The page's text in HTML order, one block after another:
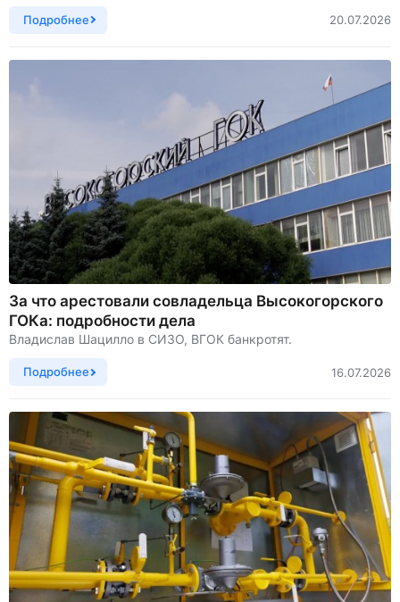
Подробнее 20.07.2026
За что арестовали совладельца Высокогорского
ГОКа: подробности дела
Владислав Шацилло в СИЗО, ВГОК банкротят.
Подробнее 16.07.2026